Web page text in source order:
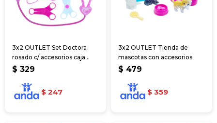
3x2 OUTLET Set Doctora
rosado c/ accesorios caja
36*26*4.5cm
$ 329
$ 247
3x2 OUTLET Tienda de
mascotas con accesorios
$ 479
$ 359